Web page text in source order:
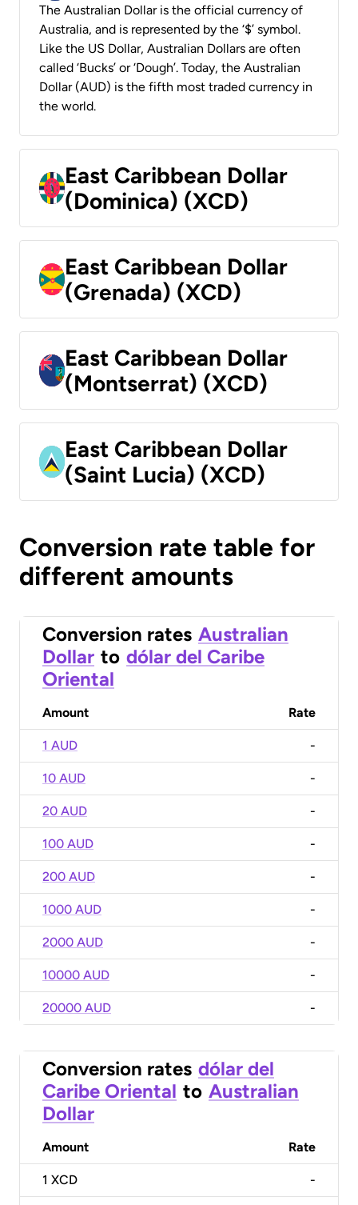
The Australian Dollar is the official currency of
Australia, and is represented by the ‘$’ symbol.
Like the US Dollar, Australian Dollars are often
called ‘Bucks’ or ‘Dough’. Today, the Australian
Dollar (AUD) is the fifth most traded currency in
the world.
East Caribbean Dollar
(Dominica) (XCD)
East Caribbean Dollar
(Grenada) (XCD)
East Caribbean Dollar
(Montserrat) (XCD)
East Caribbean Dollar
(Saint Lucia) (XCD)
Conversion rate table for
different amounts
Conversion rates Australian
Dollar to dólar del Caribe
Oriental
Amount Rate
1 AUD -
10 AUD -
20 AUD -
100 AUD -
200 AUD -
1000 AUD -
2000 AUD -
10000 AUD -
20000 AUD -
Conversion rates dólar del
Caribe Oriental to Australian
Dollar
Amount Rate
1 XCD -